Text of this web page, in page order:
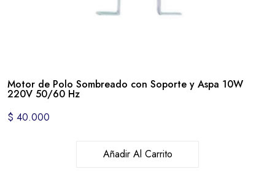
Motor de Polo Sombreado con Soporte y Aspa 10W
220V 50/60 Hz
$ 40.000
Añadir Al Carrito